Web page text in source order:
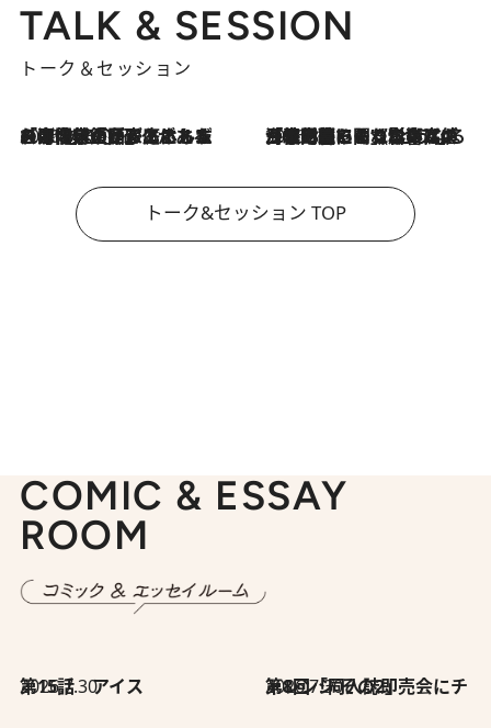
TALK & SESSION
トーク＆セッション
2026.8.3
「今後値上げがあるとすれば…」「リスクがあるのは今年の冬」エネルギー専門家が語る、ホルムズ海峡封鎖が家庭にもたらす“ある心配” 2026.8.3
「住宅建てられない…」「サーチャージ料の高値が続いている」ホルムズ海峡封鎖による影響はいつまで続く？《エネルギー専門家に聞く“どうなる日本の暮らし”》
トーク&セッション TOP
COMIC & ESSAY
ROOM
2026.7.30
第15話 アイス 2026.7.30
第8回「同人誌即売会にチャレンジ その2」